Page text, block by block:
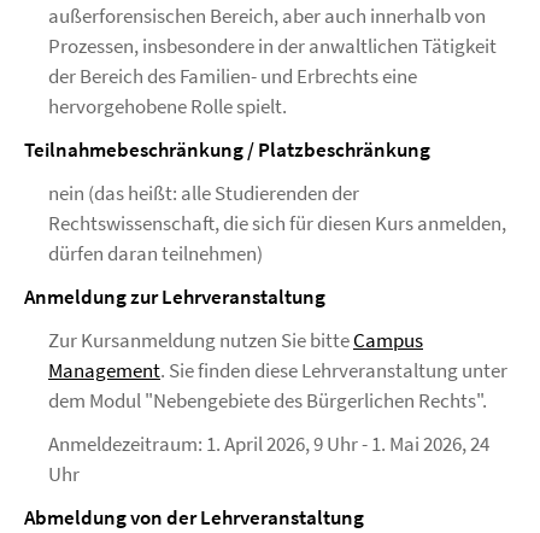
außerforensischen Bereich, aber auch innerhalb von
Prozessen, insbesondere in der anwaltlichen Tätigkeit
der Bereich des Familien- und Erbrechts eine
hervorgehobene Rolle spielt.
Teilnahmebeschränkung / Platzbeschränkung
nein (das heißt: alle Studierenden der
Rechtswissenschaft, die sich für diesen Kurs anmelden,
dürfen daran teilnehmen)
Anmeldung zur Lehrveranstaltung
Zur Kursanmeldung nutzen Sie bitteCampus
Management. Sie finden diese Lehrveranstaltung unter
dem Modul "Nebengebiete des Bürgerlichen Rechts".
Anmeldezeitraum: 1. April 2026, 9 Uhr - 1. Mai 2026, 24
Uhr
Abmeldung von der Lehrveranstaltung